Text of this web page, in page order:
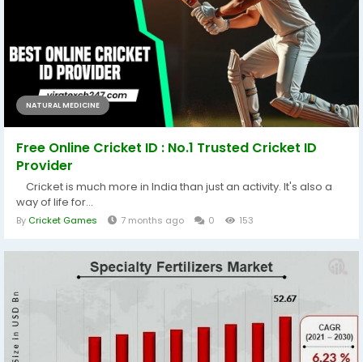
NATURAL MEDICINE
Free Online Cricket ID : No.1 Trusted Cricket ID
Provider
Cricket is much more in India than just an activity. It's also a
way of life for...
By Cricket Games 7 months ago 0 153